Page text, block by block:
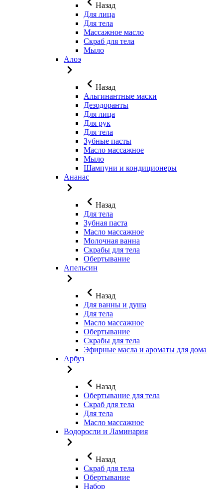
Назад
Для лица
Для тела
Массажное масло
Скраб для тела
Мыло
Алоэ
Назад
Альгинантные маски
Дезодоранты
Для лица
Для рук
Для тела
Зубные пасты
Масло массажное
Мыло
Шампуни и кондиционеры
Ананас
Назад
Для тела
Зубная паста
Масло массажное
Молочная ванна
Скрабы для тела
Обертывание
Апельсин
Назад
Для ванны и душа
Для тела
Масло массажное
Обертывание
Скрабы для тела
Эфирные масла и ароматы для дома
Арбуз
Назад
Обертывание для тела
Скраб для тела
Для тела
Масло массажное
Водоросли и Ламинария
Назад
Скраб для тела
Обертывание
Набор